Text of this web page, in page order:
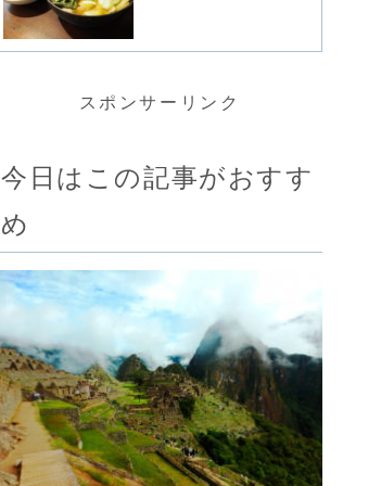
スポンサーリンク
今日はこの記事がおすす
め